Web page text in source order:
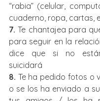
“rabia” (celular,
cuaderno, ropa, cartas,
7. Te chantajea para
para seguir en la
dice que si no
suicidará
8. Te ha pedido fotos o
o se los ha enviado a